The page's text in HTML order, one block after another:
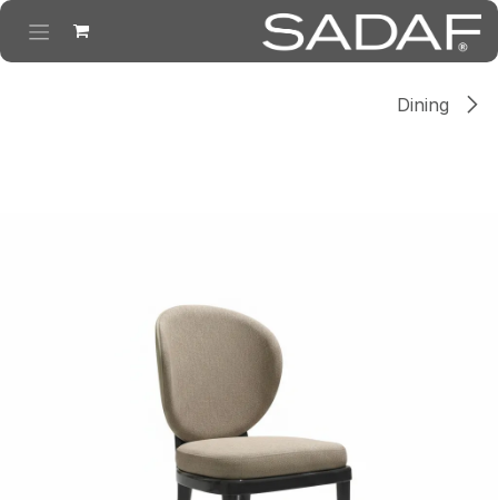
تخطي للذهاب إلى المحتوى